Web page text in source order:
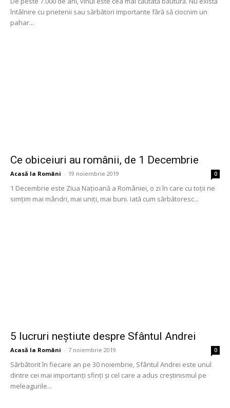
întâlnire cu prietenii sau sărbători importante fără să ciocnim un
pahar...
Ce obiceiuri au românii, de 1 Decembrie
Acasă la Români - 19 noiembrie 2019 0
1 Decembrie este Ziua Națioană a României, o zi în care cu toții ne
simțim mai mândri, mai uniți, mai buni. Iată cum sărbătoresc...
5 lucruri neștiute despre Sfântul Andrei
Acasă la Români - 7 noiembrie 2019 0
Sărbătorit în fiecare an pe 30 noiembrie, Sfântul Andrei este unul
dintre cei mai importanți sfinți și cel care a adus creștinismul pe
meleagurile...